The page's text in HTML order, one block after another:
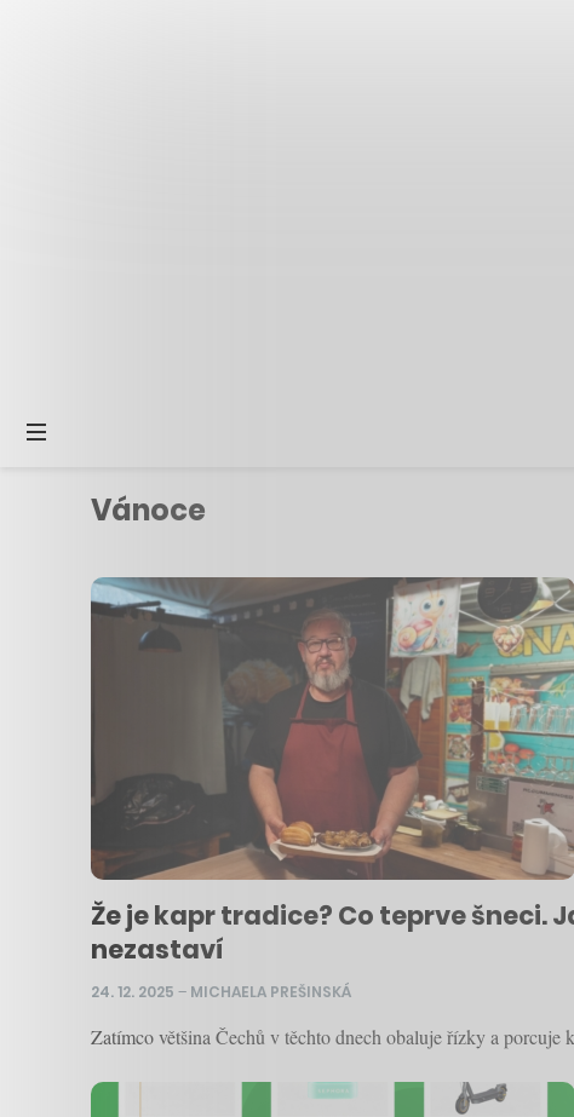
Vánoce
Že je kapr tradice? Co teprve šneci.
nezastaví
24. 12. 2025 – MICHAELA PREŠINSKÁ
Zatímco většina Čechů v těchto dnech obaluje řízky a